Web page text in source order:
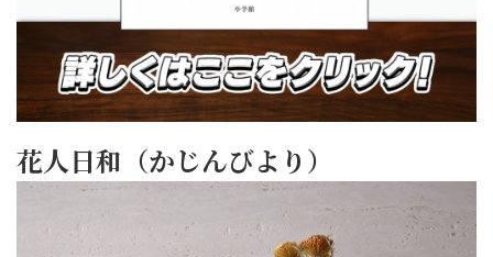
花人日和（かじんびより）